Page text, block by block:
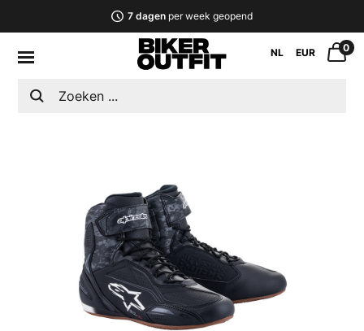
7 dagenper week geopend
NL EUR 0